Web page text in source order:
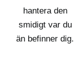
hantera den
smidigt var du
än befinner dig.